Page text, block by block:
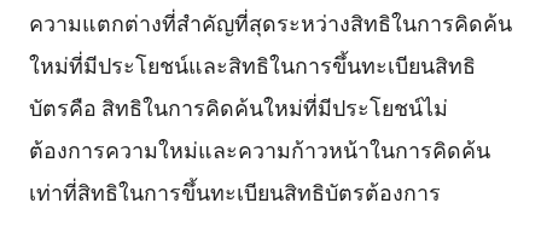
ความแตกต่างที่สำคัญที่สุดระหว่างสิทธิในการคิดค้น
ใหม่ที่มีประโยชน์และสิทธิในการขึ้นทะเบียนสิทธิ
บัตรคือ สิทธิในการคิดค้นใหม่ที่มีประโยชน์ไม่
ต้องการความใหม่และความก้าวหน้าในการคิดค้น
เท่าที่สิทธิในการขึ้นทะเบียนสิทธิบัตรต้องการ